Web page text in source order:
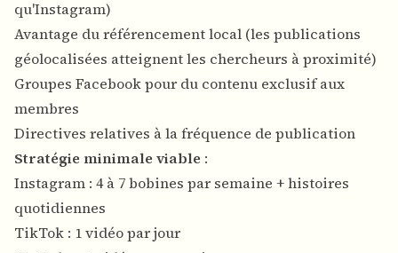
qu'Instagram)
Avantage du référencement local (les publications
géolocalisées atteignent les chercheurs à proximité)
Groupes Facebook pour du contenu exclusif aux
membres
Directives relatives à la fréquence de publication
Stratégie minimale viable :
Instagram : 4 à 7 bobines par semaine + histoires
quotidiennes
TikTok : 1 vidéo par jour